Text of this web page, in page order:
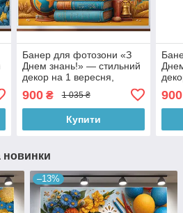
Банер для фотозони «З
Днем знань!» — стильний
декор на 1 вересня,
900₴ 1 035 ₴
Купити
900
новинки
–13%